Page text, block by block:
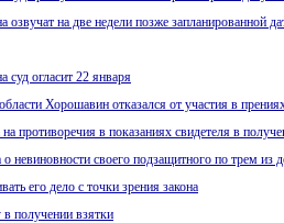
на две недели позже запланированной
огласит 22 января
Хорошавин отказался от участия в
противоречия в показаниях свидетеля в
невиновности своего подзащитного по трем из
его дело с точки зрения закона
получении взятки